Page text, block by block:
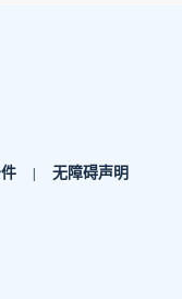
无障碍声明